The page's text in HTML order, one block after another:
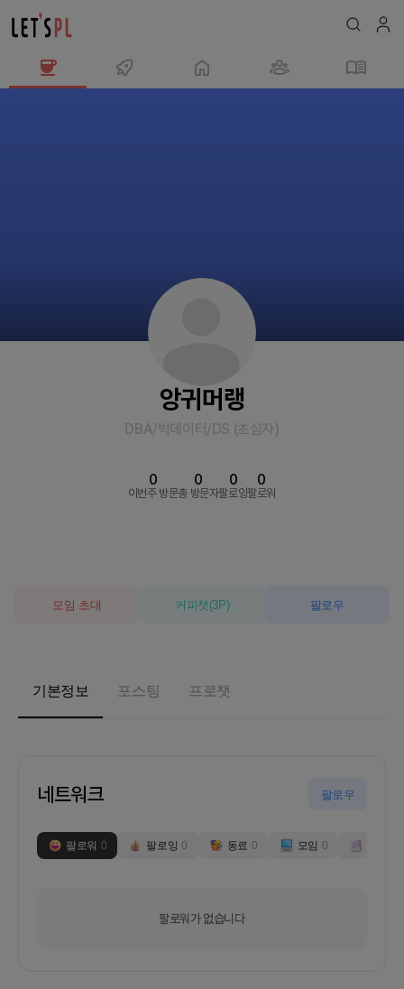
앙귀머랭
DBA/빅데이터/DS (초심자 )
이번주 방문
0
총 방문자
0
팔로잉
0
팔로워
0
모임 초대 커피챗 (3P) 팔로우
기본정보 포스팅 프로챗
네트워크 팔로우
팔로워 0 팔로잉 0 동료 0 모임 0
팔로워가 없습니다